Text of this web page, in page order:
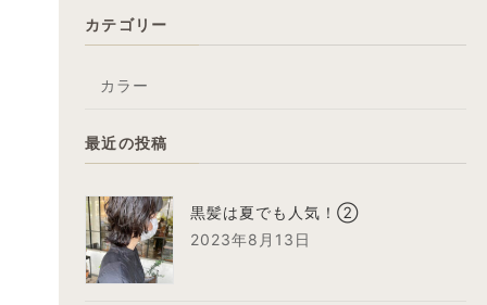
カテゴリー
カラー
最近の投稿
黒髪は夏でも人気！②
2023年8月13日